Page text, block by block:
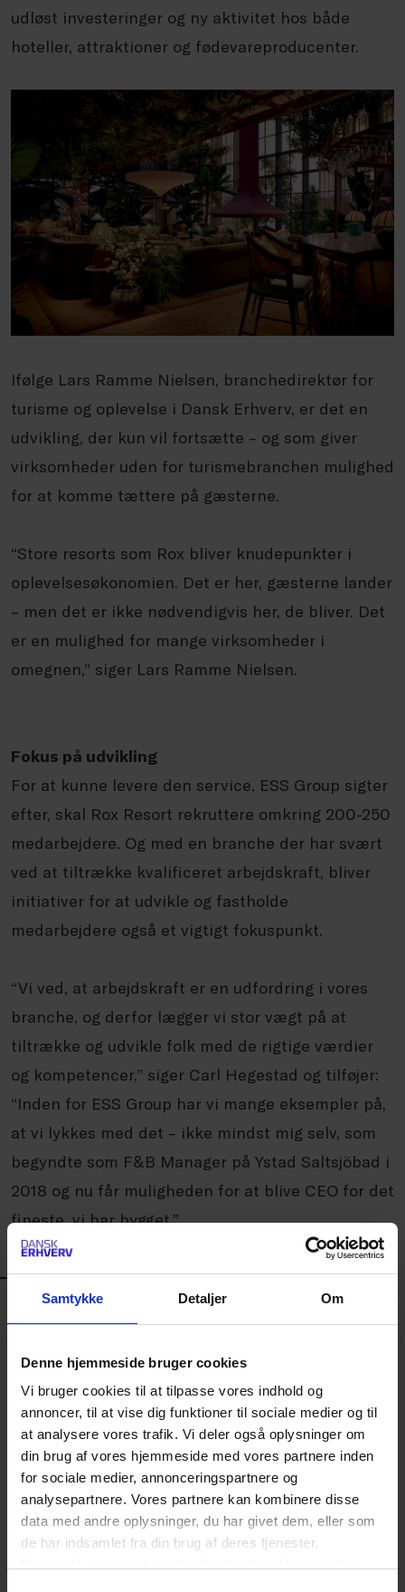
Samtykke Detaljer Om
Denne hjemmeside bruger cookies
Vi bruger cookies til at tilpasse vores indhold og
annoncer, til at vise dig funktioner til sociale medier og til
at analysere vores trafik. Vi deler også oplysninger om
din brug af vores hjemmeside med vores partnere inden
for sociale medier, annonceringspartnere og
analysepartnere. Vores partnere kan kombinere disse
data med andre oplysninger, du har givet dem, eller som
de har indsamlet fra din brug af deres tjenester.
udløst investeringer og ny aktivitet hos både
hoteller, attraktioner og fødevareproducenter.
Ifølge Lars Ramme Nielsen, branchedirektør for
turisme og oplevelse i Dansk Erhverv, er det en
udvikling, der kun vil fortsætte – og som giver
virksomheder uden for turismebranchen mulighed
for at komme tættere på gæsterne.
“Store resorts som Rox bliver knudepunkter i
oplevelsesøkonomien. Det er her, gæsterne lander
– men det er ikke nødvendigvis her, de bliver. Det
er en mulighed for mange virksomheder i
omegnen,” siger Lars Ramme Nielsen.
Fokus på udvikling
For at kunne levere den service, ESS Group sigter
efter, skal Rox Resort rekruttere omkring 200-250
medarbejdere. Og med en branche der har svært
ved at tiltrække kvalificeret arbejdskraft, bliver
initiativer for at udvikle og fastholde
medarbejdere også et vigtigt fokuspunkt.
“Vi ved, at arbejdskraft er en udfordring i vores
branche, og derfor lægger vi stor vægt på at
tiltrække og udvikle folk med de rigtige værdier
og kompetencer,” siger Carl Hegestad og tilføjer:
“Inden for ESS Group har vi mange eksempler på,
at vi lykkes med det – ikke mindst mig selv, som
begyndte som F&B Manager på Ystad Saltsjöbad i
2018 og nu får muligheden for at blive CEO for det
fineste, vi har bygget.”